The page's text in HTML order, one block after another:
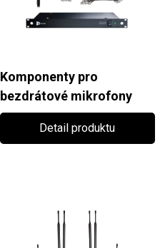
Komponenty pro
bezdrátové mikrofony
Detail produktu